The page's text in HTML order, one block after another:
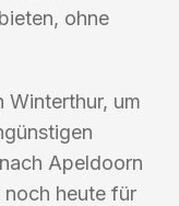
ohne
Winterthur, um
Apeldoorn
noch heute für